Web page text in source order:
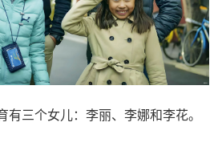
有三个女儿：李丽、李娜和李花。